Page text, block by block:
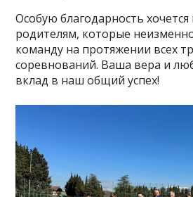
Особую благодарность
родителям, которые
команду на протяжении всех
соревнований. Ваша вера и
вклад в наш общий успех!